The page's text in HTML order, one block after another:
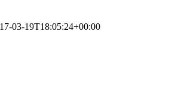
03-19T18:05:24+00:00